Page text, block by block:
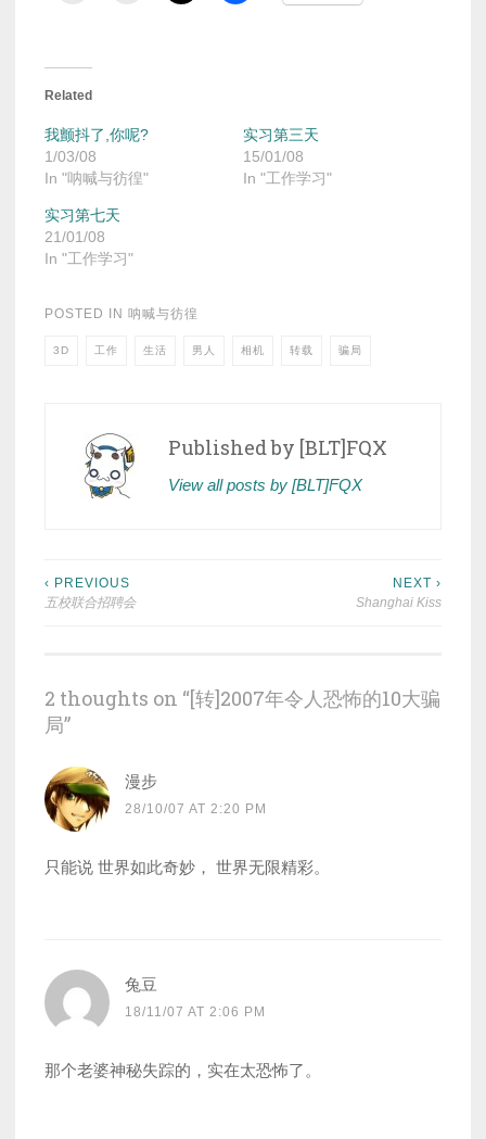
Related
我颤抖了,你呢?
1/03/08
In "呐喊与彷徨"
实习第三天
15/01/08
In "工作学习"
实习第七天
21/01/08
In "工作学习"
POSTED IN 呐喊与彷徨
3D 工作 生活 男人 相机 转载 骗局
Published by [BLT]FQX
View all posts by [BLT]FQX
Post
‹ PREVIOUS
五校联合招聘会
NEXT ›
Shanghai Kiss
2 thoughts on “[转]2007年令人恐怖的10大骗
局”
漫步
28/10/07 AT 2:20 PM
只能说 世界如此奇妙， 世界无限精彩。
兔豆
18/11/07 AT 2:06 PM
那个老婆神秘失踪的，实在太恐怖了。